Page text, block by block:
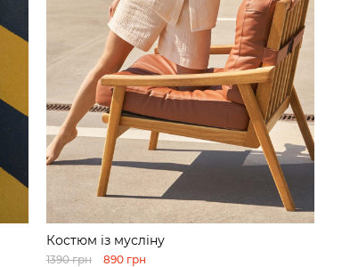
Костюм із мусліну
1390 грн 890 грн